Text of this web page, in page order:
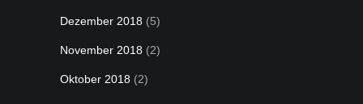
Dezember 2018 (5)
November 2018 (2)
Oktober 2018 (2)